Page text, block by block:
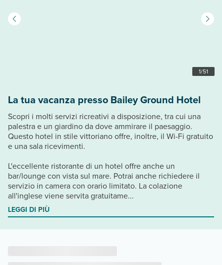
1/51
La tua vacanza presso Bailey Ground Hotel
Scopri i molti servizi ricreativi a disposizione, tra cui una
palestra e un giardino da dove ammirare il paesaggio.
Questo hotel in stile vittoriano offre, inoltre, il Wi-Fi gratuito
e una sala ricevimenti.
L'eccellente ristorante di un hotel offre anche un
bar/lounge con vista sul mare. Potrai anche richiedere il
servizio in camera con orario limitato. La colazione
all'inglese viene servita gratuitame...
LEGGI DI PIÙ